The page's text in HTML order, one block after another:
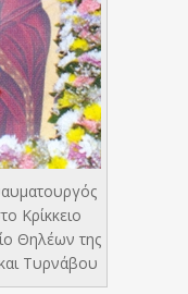
Κρίκκειο
Θηλέων της
Τυρνάβου